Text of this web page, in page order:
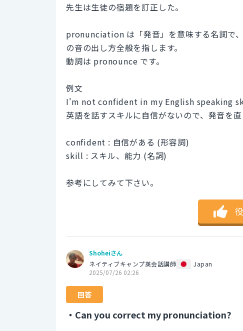
先生は生徒の宿題を訂正した。
pronunciation は「発音」を意味する名詞で
の音の出し方全般を指します。
動詞は pronounce です。
例文
I'm not confident in my English speaking
英語を話すスキルに自信がないので、発音を
confident : 自信がある (形容詞)
skill : スキル、能力 (名詞)
参考にしてみて下さい。
Shoheiさん
ネイティブキャンプ英会話講師
Japan
2025/07/26 02:26
回答
・Can you correct my pronunciation?